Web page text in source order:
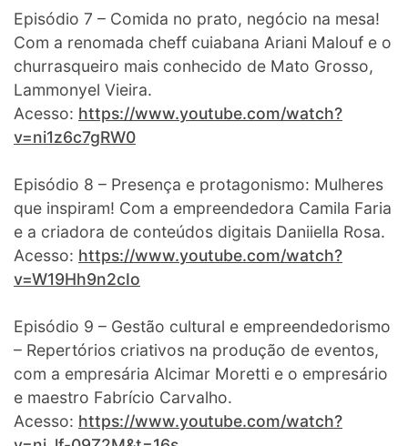
Episódio 7 – Comida no prato, negócio na mesa!
Com a renomada cheff cuiabana Ariani Malouf e o
churrasqueiro mais conhecido de Mato Grosso,
Lammonyel Vieira.
Acesso: https://www.youtube.com/watch?
v=ni1z6c7gRW0
Episódio 8 – Presença e protagonismo: Mulheres
que inspiram! Com a empreendedora Camila Faria
e a criadora de conteúdos digitais Daniiella Rosa.
Acesso: https://www.youtube.com/watch?
v=W19Hh9n2cIo
Episódio 9 – Gestão cultural e empreendedorismo
– Repertórios criativos na produção de eventos,
com a empresária Alcimar Moretti e o empresário
e maestro Fabrício Carvalho.
Acesso: https://www.youtube.com/watch?